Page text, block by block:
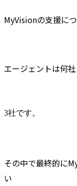
MyVisionの支援に
エージェントは何
3社です。
その中で最終的に
い